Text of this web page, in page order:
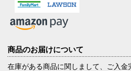
商品のお届けについて
在庫がある商品に関しまして、ご入